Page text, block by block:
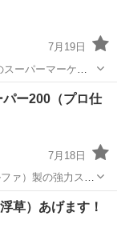
7月19日
ー200（プロ仕
7月18日
ァ）製の強力スク
ボンドの削り取
草）あげます！